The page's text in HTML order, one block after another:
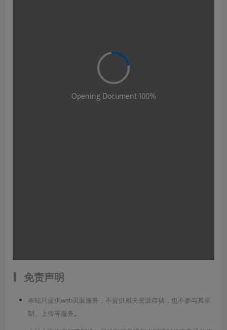
免责声明
本站只提供web页面服务，不提供相关资源存储，也不参与其录
制、上传等服务。